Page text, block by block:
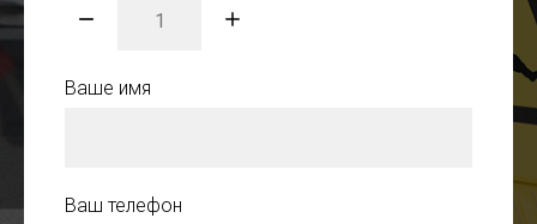
Ваше имя
Ваш телефон